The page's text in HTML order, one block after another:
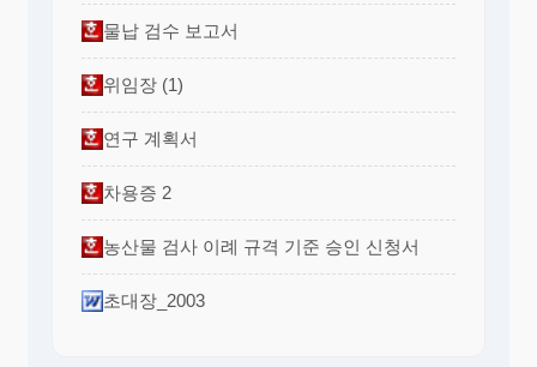
물납 검수 보고서
위임장 (1)
연구 계획서
차용증 2
농산물 검사 이례 규격 기준 승인 신청서
초대장_2003